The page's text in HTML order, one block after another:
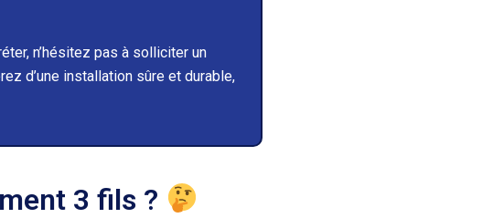
n’hésitez pas à solliciter un
d’une installation sûre et durable,
3 fils ?